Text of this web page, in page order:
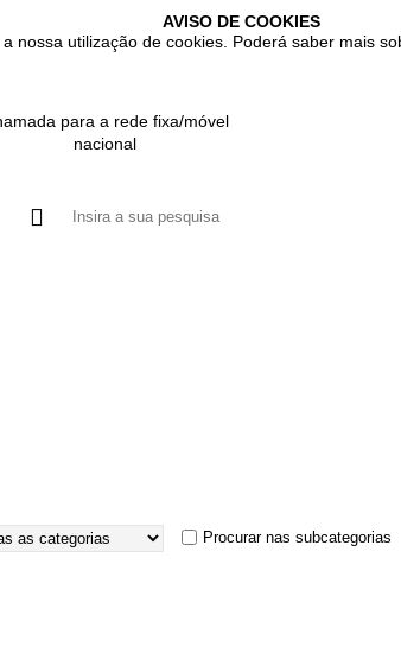
AVISO DE COOKIES
nossa utilização de cookies. Poderá saber mais
para a rede fixa/móvel
nacional
Procurar nas subcategorias